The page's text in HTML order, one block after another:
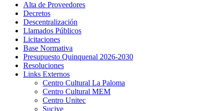
Alta de Proveedores
Decretos
Descentralización
Llamados Públicos
Licitaciones
Base Normativa
Presupuesto Quinquenal 2026-2030
Resoluciones
Links Externos
Centro Cultural La Paloma
Centro Cultural MEM
Centro Unitec
Sucive